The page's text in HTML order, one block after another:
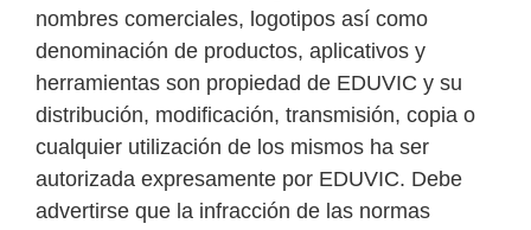
nombres comerciales, logotipos así como
denominación de productos, aplicativos y
herramientas son propiedad de EDUVIC y su
distribución, modificación, transmisión, copia o
cualquier utilización de los mismos ha ser
autorizada expresamente por EDUVIC. Debe
advertirse que la infracción de las normas